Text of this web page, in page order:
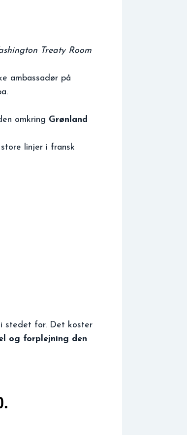
Treaty Room
ambassadør på
omkring Grønland
linjer i fransk
stedet for. Det koster
og forplejning den